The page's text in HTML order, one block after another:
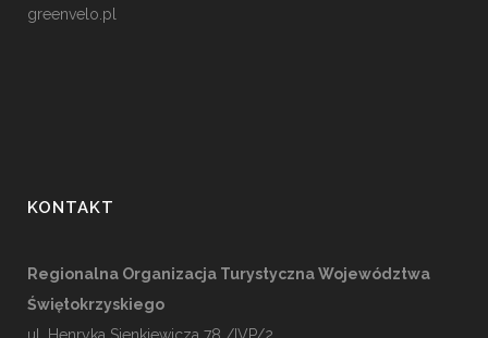
greenvelo.pl
KONTAKT
Regionalna Organizacja Turystyczna Województwa
Świętokrzyskiego